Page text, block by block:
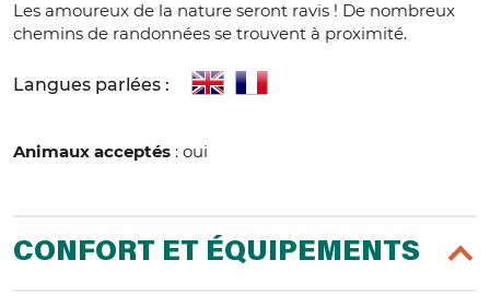
Les amoureux de la nature seront ravis ! De nombreux
chemins de randonnées se trouvent à proximité.
Langues parlées :
Animaux acceptés : oui
CONFORT ET ÉQUIPEMENTS